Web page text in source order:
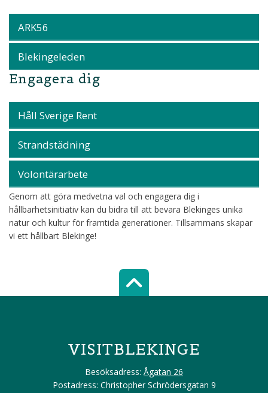
ARK56
Blekingeleden
Engagera dig
Håll Sverige Rent
Strandstädning
Volontärarbete
Genom att göra medvetna val och engagera dig i
hållbarhetsinitiativ kan du bidra till att bevara Blekinges unika
natur och kultur för framtida generationer. Tillsammans skapar
vi ett hållbart Blekinge!
Scroll top of
VISITBLEKINGE
Besöksadress: Ågatan 26
Postadress: Christopher Schrödersgatan 9